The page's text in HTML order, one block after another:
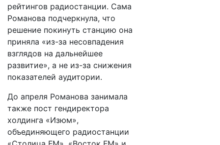
рейтингов радиостанции. Сама
Романова подчеркнула, что
решение покинуть станцию она
приняла «из-за несовпадения
взглядов на дальнейшее
развитие», а не из-за снижения
показателей аудитории.
До апреля Романова занимала
также пост гендиректора
холдинга «Изюм»,
объединяющего радиостанции